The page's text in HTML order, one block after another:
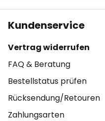
Kundenservice
Vertrag widerrufen
FAQ & Beratung
Bestellstatus prüfen
Rücksendung/Retouren
Zahlungsarten